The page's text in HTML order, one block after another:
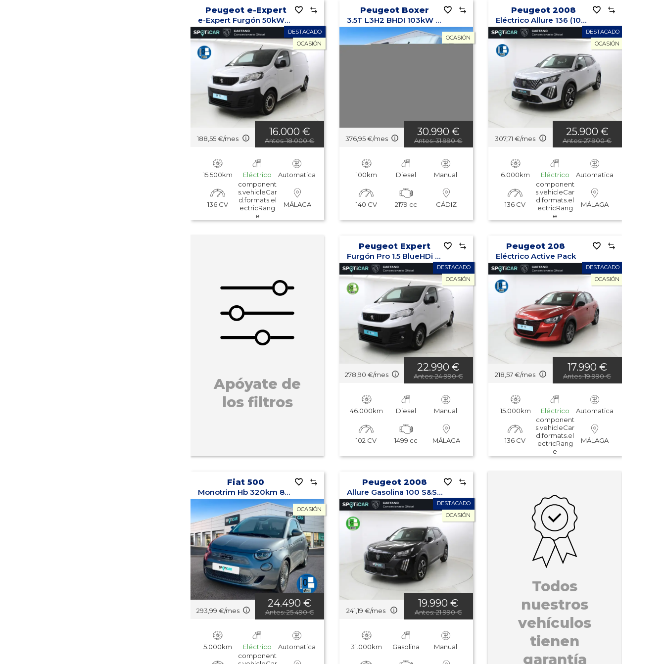
Peugeot e-Expert
e-Expert Furgón 50kWh 136 Standard
DESTACADO
OCASIÓN
188,55 €/mes
16.000 €
Antes: 18.000 €
15.500km Eléctrico Automatica
136 CV
component
s.vehicleCar
d.formats.el
ectricRang
e
MÁLAGA
Peugeot Boxer
3.5T L3H2 BHDI 103kW (140CV) Heavy Duty
OCASIÓN
376,95 €/mes
30.990 €
Antes: 31.990 €
100km Diesel Manual
140 CV 2179 cc CÁDIZ
Peugeot 2008
Eléctrico Allure 136 (100kW)
DESTACADO
OCASIÓN
307,71 €/mes
25.900 €
Antes: 27.900 €
6.000km Eléctrico Automatica
136 CV
component
s.vehicleCar
d.formats.el
ectricRang
e
MÁLAGA
Apóyate de
los filtros
Peugeot Expert
Furgón Pro 1.5 BlueHDi 100 S&S Standard
DESTACADO
OCASIÓN
278,90 €/mes
22.990 €
Antes: 24.990 €
46.000km Diesel Manual
102 CV 1499 cc MÁLAGA
Peugeot 208
Eléctrico Active Pack
DESTACADO
OCASIÓN
218,57 €/mes
17.990 €
Antes: 19.990 €
15.000km Eléctrico Automatica
136 CV
component
s.vehicleCar
d.formats.el
ectricRang
e
MÁLAGA
Fiat 500
Monotrim Hb 320km 85kW (118CV)
OCASIÓN
293,99 €/mes
24.490 €
Antes: 25.490 €
5.000km Eléctrico Automatica
component
Peugeot 2008
Allure Gasolina 100 S&S 6 Vel. MAN
DESTACADO
OCASIÓN
241,19 €/mes
19.990 €
Antes: 21.990 €
31.000km Gasolina Manual
Todos
nuestros
vehículos
tienen
garantía